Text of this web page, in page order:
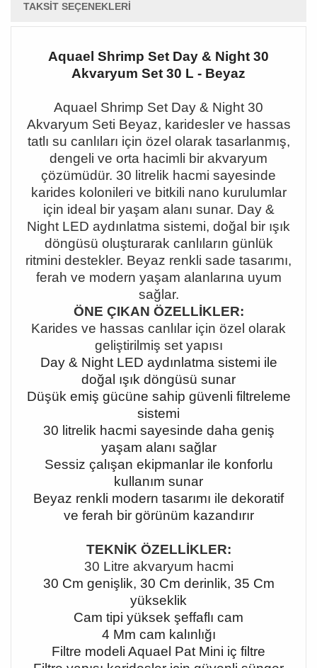
TAKSIT SEÇENEKLERI
Aquael Shrimp Set Day & Night 30
Akvaryum Set 30 L - Beyaz
Aquael Shrimp Set Day & Night 30
Akvaryum Seti Beyaz, karidesler ve hassas
tatlı su canlıları için özel olarak tasarlanmış,
dengeli ve orta hacimli bir akvaryum
çözümüdür. 30 litrelik hacmi sayesinde
karides kolonileri ve bitkili nano kurulumlar
için ideal bir yaşam alanı sunar. Day &
Night LED aydınlatma sistemi, doğal bir ışık
döngüsü oluşturarak canlıların günlük
ritmini destekler. Beyaz renkli sade tasarımı,
ferah ve modern yaşam alanlarına uyum
sağlar.
ÖNE ÇIKAN ÖZELLİKLER:
Karides ve hassas canlılar için özel olarak
geliştirilmiş set yapısı
Day & Night LED aydınlatma sistemi ile
doğal ışık döngüsü sunar
Düşük emiş gücüne sahip güvenli filtreleme
sistemi
30 litrelik hacmi sayesinde daha geniş
yaşam alanı sağlar
Sessiz çalışan ekipmanlar ile konforlu
kullanım sunar
Beyaz renkli modern tasarımı ile dekoratif
ve ferah bir görünüm kazandırır
TEKNİK ÖZELLİKLER:
30 Litre akvaryum hacmi
30 Cm genişlik, 30 Cm derinlik, 35 Cm
yükseklik
Cam tipi yüksek şeffaflı cam
4 Mm cam kalınlığı
Filtre modeli Aquael Pat Mini iç filtre